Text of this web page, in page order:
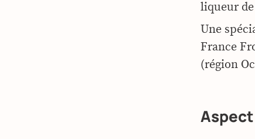
liqueur
Une
France
(région